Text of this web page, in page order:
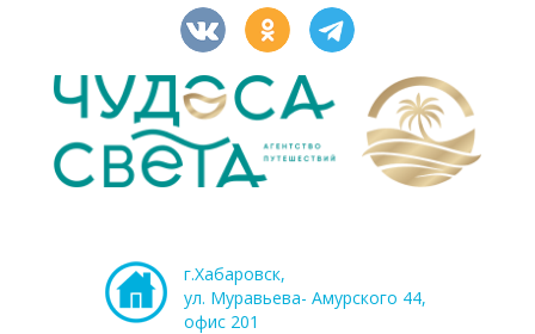
г.Хабаровск,
ул. Муравьева- Амурского 44,
офис 201